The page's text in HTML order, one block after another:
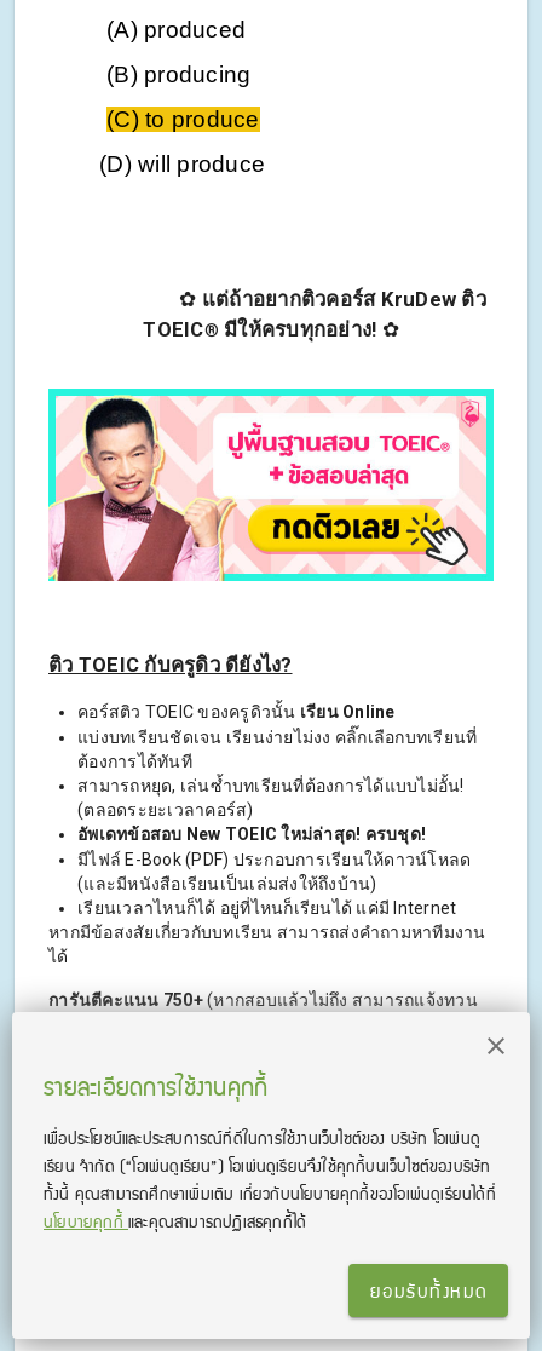
(A) produced
(B) producing
(C) to produce
(D) will produce
✿ แต่ถ้าอยากติวคอร์ส KruDew ติว
TOEIC® มีให้ครบทุกอย่าง! ✿
ติว TOEIC กับครูดิว ดียังไง?
คอร์สติว TOEIC ของครูดิวนั้น เรียน Online
แบ่งบทเรียนชัดเจน เรียนง่ายไม่งง คลิ๊กเลือกบทเรียนที่
ต้องการได้ทันที
สามารถหยุด, เล่นซ้ำบทเรียนที่ต้องการได้แบบไม่อั้น!
(ตลอดระยะเวลาคอร์ส)
อัพเดทข้อสอบ New TOEIC ใหม่ล่าสุด! ครบชุด!
มีไฟล์ E-Book (PDF) ประกอบการเรียนให้ดาวน์โหลด
(และมีหนังสือเรียนเป็นเล่มส่งให้ถึงบ้าน)
เรียนเวลาไหนก็ได้ อยู่ที่ไหนก็เรียนได้ แค่มี Internet
หากมีข้อสงสัยเกี่ยวกับบทเรียน สามารถส่งคำถามหาทีมงาน
ได้
การันตีคะแนน 750+(หากสอบแล้วไม่ถึง สามารถแจ้งทวน
KruDew TOEIC®
TOEIC® and TOEFL® are registered trademarks of
Educational Testing Service (ETS). This product is
not endorsed or approved by ETS.
รายละเอียดการใช้งานคุกกี้
เพื่อประโยชน์และประสบการณ์ที่ดีในการใช้งานเว็บไซต์ของ บริษัท โอเพ่นดู
เรียน จํากัด (“โอเพ่นดูเรียน”)โอเพ่นดูเรียนจึงใช้คุกกี้บนเว็บไซต์ของบริษัท
ทั้งนี้ คุณสามารถศึกษาเพิ่มเติม เกี่ยวกับนโยบายคุกกี้ของโอเพ่นดูเรียนได้ที่
นโยบายคุกกี้และคุณสามารถปฏิเสธคุกกี้ได้
ยอมรับทั้งหมด